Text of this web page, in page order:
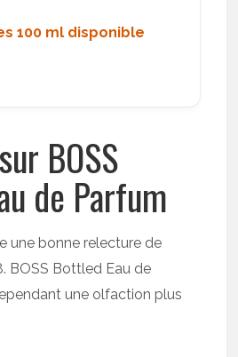
100 ml disponible
BOSS
de Parfum
une bonne relecture de
BOSS Bottled Eau de
une olfaction plus